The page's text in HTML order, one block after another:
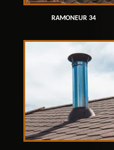
RAMONEUR 34